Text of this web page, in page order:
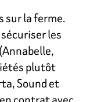
sur la ferme.
les
plutôt
Sound et